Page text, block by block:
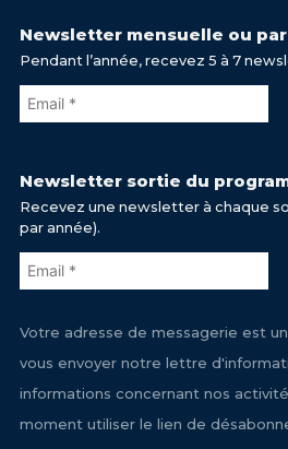
Newsletter mensuelle ou
Pendant l’année, recevez 5 à 7
Newsletter sortie du
Recevez une newsletter à chaque
par année).
Votre adresse de messagerie est
vous envoyer notre lettre
informations concernant nos
moment utiliser le lien de